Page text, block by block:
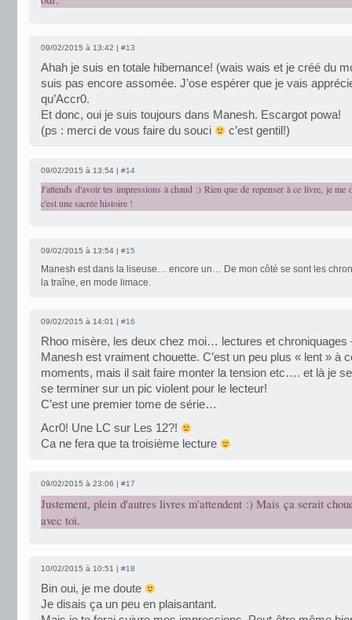
09/02/2015 à 13:42 | #13
Ahah je suis en totale hibernance! (wais wais et je créé du
suis pas encore assomée. J’ose espérer que je vais
qu’Accr0.
Et donc, oui je suis toujours dans Manesh. Escargot powa!
(ps : merci de vous faire du souci
c’est gentil!)
09/02/2015 à 13:54 | #14
J'attends d'avoir tes impressions à chaud :) Rien que de repenser à ce livre, je me
c'est une sacrée histoire !
09/02/2015 à 13:54 | #15
Manesh est dans la liseuse… encore un… De mon côté se sont les
la traîne, en mode limace.
09/02/2015 à 14:01 | #16
Rhoo misère, les deux chez moi… lectures et
Manesh est vraiment chouette. C’est un peu plus « lent » à
moments, mais il sait faire monter la tension etc…. et là je
se terminer sur un pic violent pour le lecteur!
C’est une premier tome de série…
Acr0! Une LC sur Les 12?!
Ca ne fera que ta troisième lecture
09/02/2015 à 23:06 | #17
Justement, plein d'autres livres m'attendent :) Mais ça serait
avec toi.
10/02/2015 à 10:51 | #18
Bin oui, je me doute
Je disais ça un peu en plaisantant.